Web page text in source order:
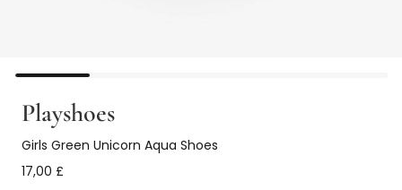
Playshoes
Girls Green Unicorn Aqua Shoes
17,00 £